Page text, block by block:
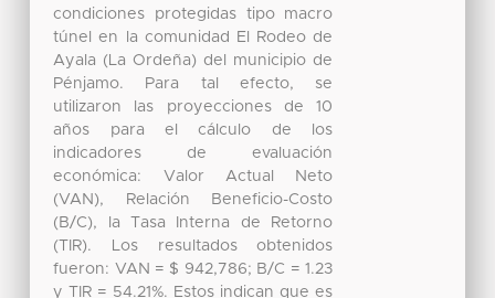
condiciones protegidas tipo macro
túnel en la comunidad El Rodeo de
Ayala (La Ordeña) del municipio de
Pénjamo. Para tal efecto, se
utilizaron las proyecciones de 10
años para el cálculo de los
indicadores de evaluación
económica: Valor Actual Neto
(VAN), Relación Beneficio-Costo
(B/C), la Tasa Interna de Retorno
(TIR). Los resultados obtenidos
fueron: VAN = $ 942,786; B/C = 1.23
y TIR = 54.21%. Estos indican que es